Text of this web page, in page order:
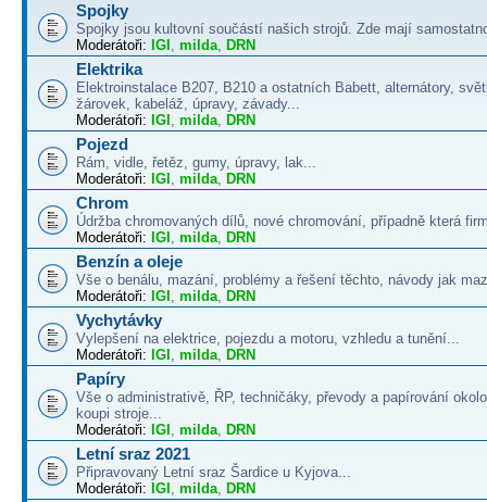
Spojky
Spojky jsou kultovní součástí našich strojů. Zde mají
Moderátoři: IGI , milda, DRN
Elektrika
Elektroinstalace B207, B210 a ostatních Babett, alternátory,
žárovek, kabeláž, úpravy, závady...
Moderátoři: IGI , milda, DRN
Pojezd
Rám, vidle, řetěz, gumy, úpravy, lak...
Moderátoři: IGI , milda, DRN
Chrom
Údržba chromovaných dílů, nové chromování, případně která
Moderátoři: IGI , milda, DRN
Benzín a oleje
Vše o benálu, mazání, problémy a řešení těchto, návody jak
Moderátoři: IGI , milda, DRN
Vychytávky
Vylepšení na elektrice, pojezdu a motoru, vzhledu a tunění...
Moderátoři: IGI , milda, DRN
Papíry
Vše o administrativě, ŘP, techničáky, převody a papírování
koupi stroje...
Moderátoři: IGI , milda, DRN
Letní sraz 2021
Připravovaný Letní sraz Šardice u Kyjova...
Moderátoři: IGI , milda, DRN